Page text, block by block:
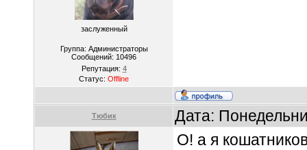
заслуженный
Группа: Администраторы
Сообщений: 10496
Репутация: 4
Статус: Offline
Тюбик
Дата:
О! а я